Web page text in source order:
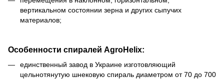
вертикальном состоянии зерна и других сыпучих
материалов;
Особенности спиралей AgroHelix:
единственный завод в Украине изготовляющий
цельнотянутую шнековую спираль диаметром от 70 до 700